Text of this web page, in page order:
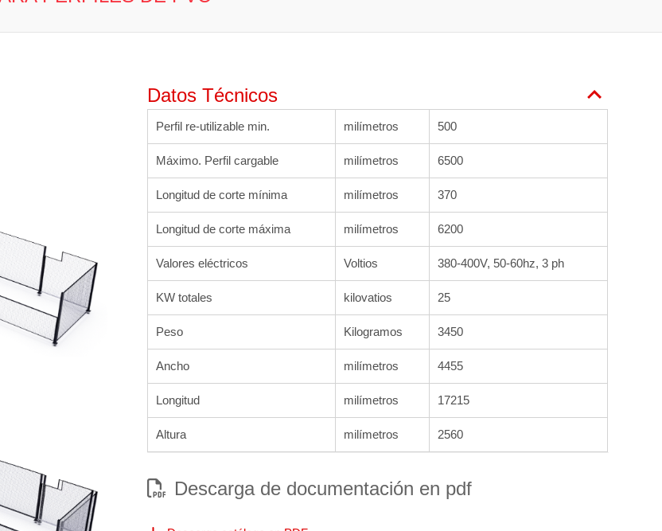
Datos Técnicos
Perfil re-utilizable min. milímetros 500
Máximo. Perfil cargable milímetros 6500
Longitud de corte mínima milímetros 370
Longitud de corte máxima milímetros 6200
Valores eléctricos Voltios 380-400V, 50-60hz, 3 ph
KW totales kilovatios 25
Peso Kilogramos 3450
Ancho milímetros 4455
Longitud milímetros 17215
Altura milímetros 2560
Descarga de documentación en pdf